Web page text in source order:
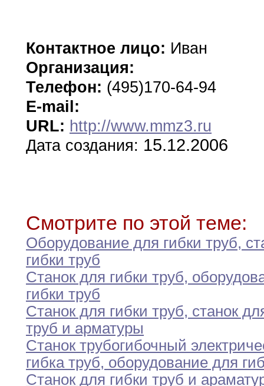
Контактное лицо: Иван
Организация:
Телефон: (495)170-64-94
E-mail:
URL: http://www.mmz3.ru
Дата создания: 15.12.2006
Смотрите по этой теме:
Оборудование для гибки труб,
гибки труб
Станок для гибки труб,
гибки труб
Станок для гибки труб, станок
труб и арматуры
Станок трубогибочный
гибка труб, оборудование для
Станок для гибки труб и